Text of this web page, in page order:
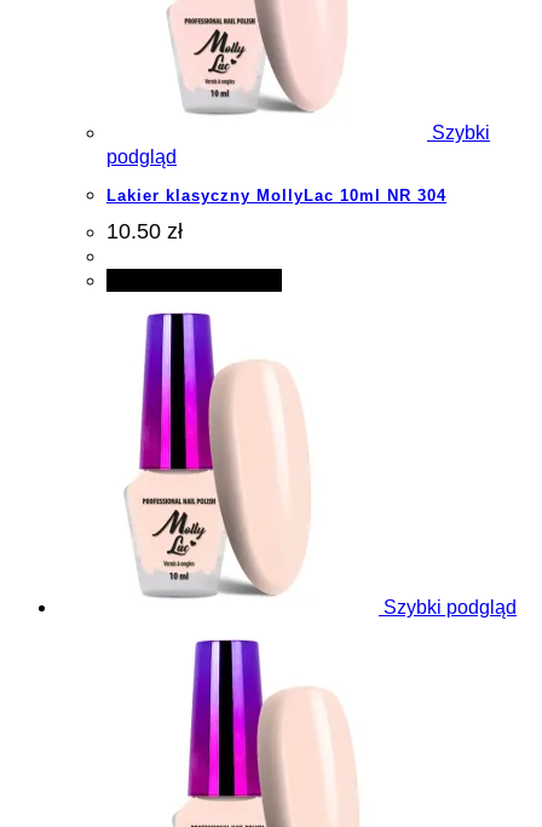
Szybki
podgląd
Lakier klasyczny MollyLac 10ml NR 304
10.50 zł
Szybki podgląd